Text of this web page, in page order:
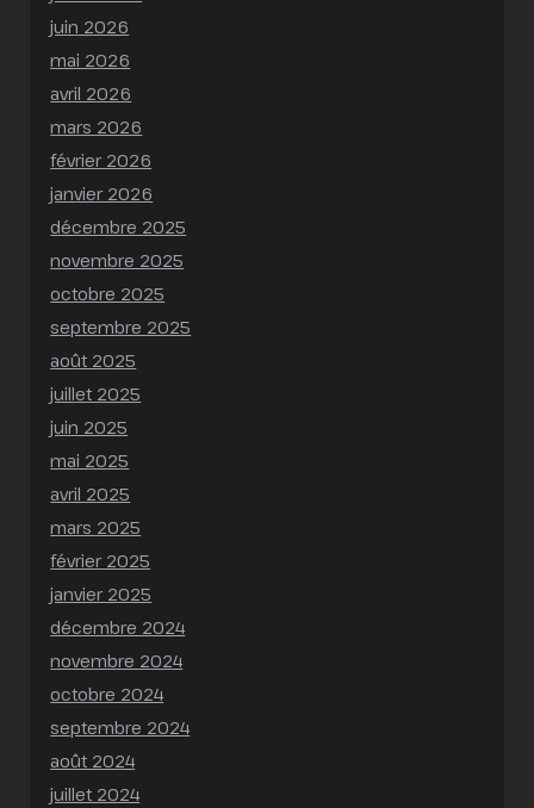
juin 2026
mai 2026
avril 2026
mars 2026
février 2026
janvier 2026
décembre 2025
novembre 2025
octobre 2025
septembre 2025
août 2025
juillet 2025
juin 2025
mai 2025
avril 2025
mars 2025
février 2025
janvier 2025
décembre 2024
novembre 2024
octobre 2024
septembre 2024
août 2024
juillet 2024